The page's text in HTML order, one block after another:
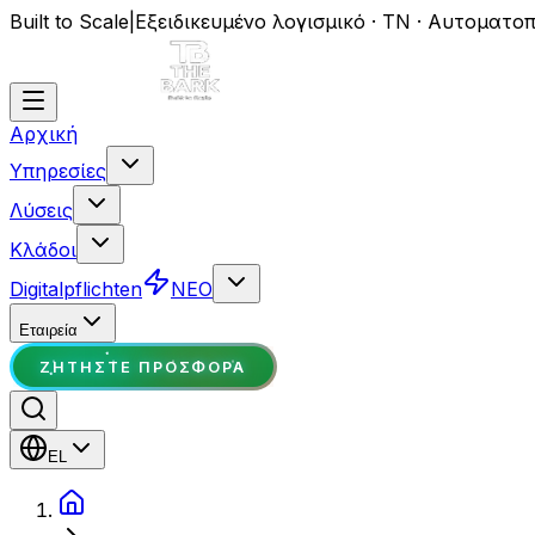
Built to Scale Εξειδικευμένο λογισμικό · ΤΝ ·
Αρχική
Υπηρεσίες
Λύσεις
Κλάδοι
Digitalpflichten
ΝΕΟ
Εταιρεία
ΖΗΤΉΣΤΕ ΠΡΟΣΦΟΡΆ
EL